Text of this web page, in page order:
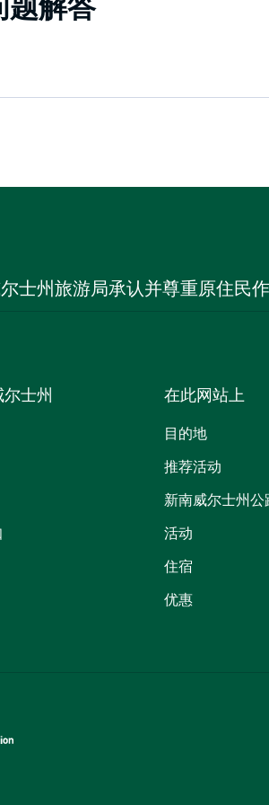
题解答
士州旅游局承认并尊重原住民
士州 在此网站上
目的地
推荐活动
新南威尔士州公
活动
住宿
优惠